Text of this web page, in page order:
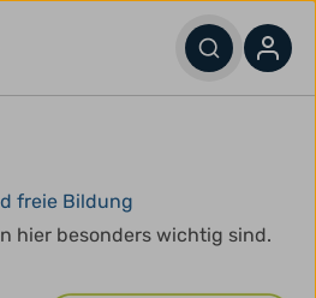
freie Bildung
hier besonders wichtig sind.